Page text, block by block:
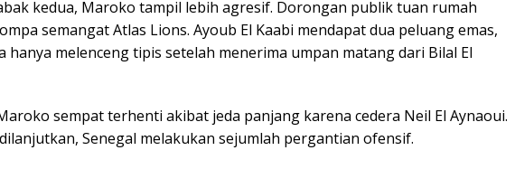
kedua, Maroko tampil lebih agresif. Dorongan publik tuan rumah
semangat Atlas Lions. Ayoub El Kaabi mendapat dua peluang emas,
hanya melenceng tipis setelah menerima umpan matang dari Bilal El
sempat terhenti akibat jeda panjang karena cedera Neil El Aynaoui.
Senegal melakukan sejumlah pergantian ofensif.